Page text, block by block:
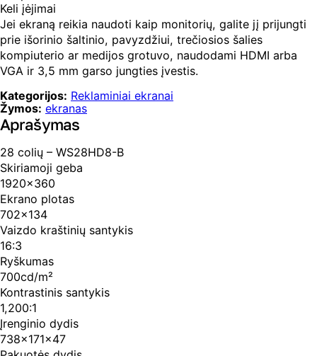
Keli įėjimai
Jei ekraną reikia naudoti kaip monitorių, galite jį prijungti
prie išorinio šaltinio, pavyzdžiui, trečiosios šalies
kompiuterio ar medijos grotuvo, naudodami HDMI arba
VGA ir 3,5 mm garso jungties įvestis.
Kategorijos: Reklaminiai ekranai
Žymos: ekranas
Aprašymas
28 colių – WS28HD8-B
Skiriamoji geba
1920×360
Ekrano plotas
702×134
Vaizdo kraštinių santykis
16:3
Ryškumas
700cd/m²
Kontrastinis santykis
1,200:1
Įrenginio dydis
738x171x47